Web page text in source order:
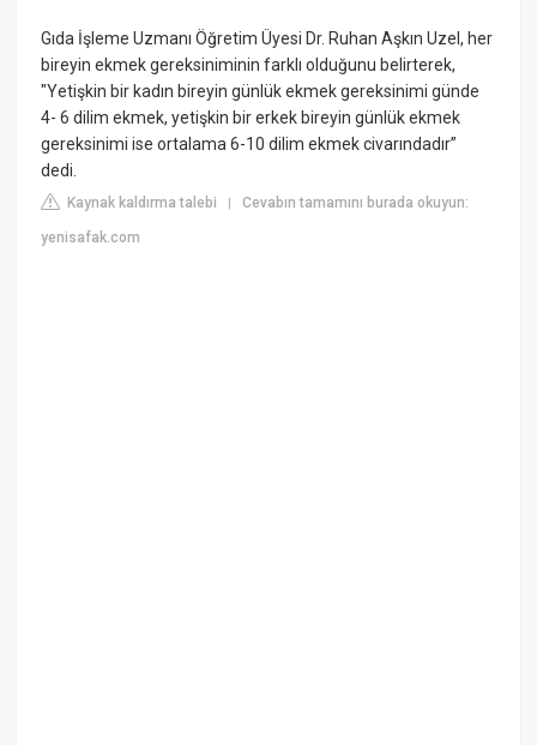
Gıda İşleme Uzmanı Öğretim Üyesi Dr. Ruhan Aşkın Uzel, her
bireyin ekmek gereksiniminin farklı olduğunu belirterek,
"Yetişkin bir kadın bireyin günlük ekmek gereksinimi günde
4- 6 dilim ekmek, yetişkin bir erkek bireyin günlük ekmek
gereksinimi ise ortalama 6-10 dilim ekmek civarındadır”
dedi.
Kaynak kaldırma talebi |Cevabın tamamını burada okuyun:
yenisafak.com